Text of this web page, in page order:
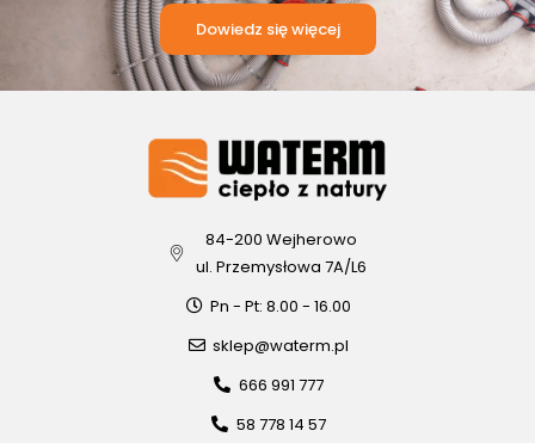
Dowiedz się więcej
84-200 Wejherowo
ul. Przemysłowa 7A/L6
Pn - Pt: 8.00 - 16.00
sklep@waterm.pl
666 991 777
58 778 14 57